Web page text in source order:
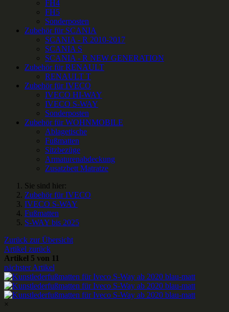
FH4
FH5
Sonderposten
Zubehör für SCANIA
SCANIA - R 2010-2017
SCANIA S
SCANIA - R NEW GENERATION
Zubehör für RENAULT
RENAULT T
Zubehör für IVECO
IVECO HI-WAY
IVECO S-WAY
Sonderposten
Zubehör für WOHNMOBILE
Ablagetische
Fußmatten
Sitzbezüge
Armaturenabdeckung
Zusatzbett Matratze
Sie sind hier:
Zubehör für IVECO
IVECO S-WAY
Fußmatten
S-WAY bis 2025
Zurück zur Übersicht
Artikel zurück
Artikel 5 von 11
nächster Artikel
×